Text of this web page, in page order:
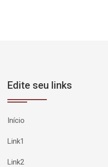
Edite seu links
Início
Link1
Link2